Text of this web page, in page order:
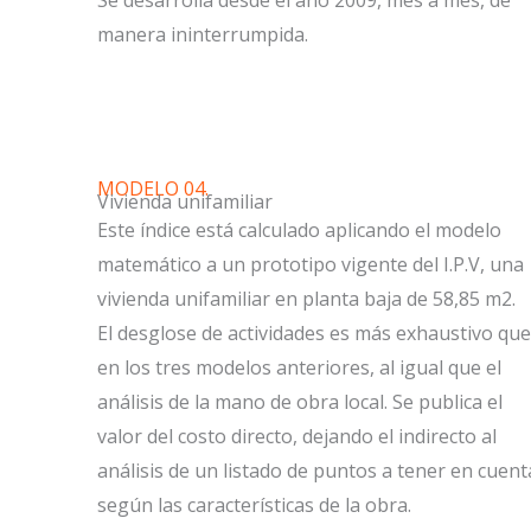
manera ininterrumpida.
MODELO 04.
Vivienda unifamiliar
Este índice está calculado aplicando el modelo
matemático a un prototipo vigente del I.P.V, una
vivienda unifamiliar en planta baja de 58,85 m2.
El desglose de actividades es más exhaustivo que
en los tres modelos anteriores, al igual que el
análisis de la mano de obra local. Se publica el
valor del costo directo, dejando el indirecto al
análisis de un listado de puntos a tener en
según las características de la obra.